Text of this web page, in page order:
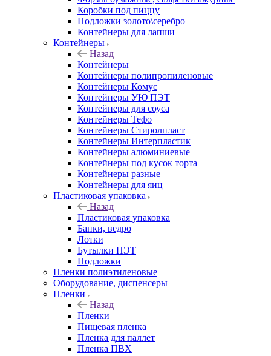
Коробки под пиццу
Подложки золото\серебро
Контейнеры для лапши
Контейнеры
Назад
Контейнеры
Контейнеры полипропиленовые
Контейнеры Комус
Контейнеры УЮ ПЭТ
Контейнеры для соуса
Контейнеры Тефо
Контейнеры Стиролпласт
Контейнеры Интерпластик
Контейнеры алюминиевые
Контейнеры под кусок торта
Контейнеры разные
Контейнеры для яиц
Пластиковая упаковка
Назад
Пластиковая упаковка
Банки, ведро
Лотки
Бутылки ПЭТ
Подложки
Пленки полиэтиленовые
Оборудование, диспенсеры
Пленки
Назад
Пленки
Пищевая пленка
Пленка для паллет
Пленка ПВХ